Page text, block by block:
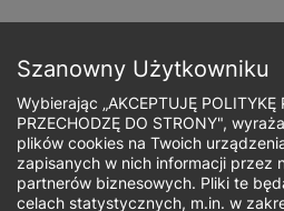
treści
Ścieżka
Szanowny Użytkowniku
Wybierając „AKCEPTUJĘ POLITYKĘ
PRZECHODZĘ DO STRONY",
plików cookies na Twoich
zapisanych w nich informacji przez
partnerów biznesowych. Pliki te
celach statystycznych, m.in. w